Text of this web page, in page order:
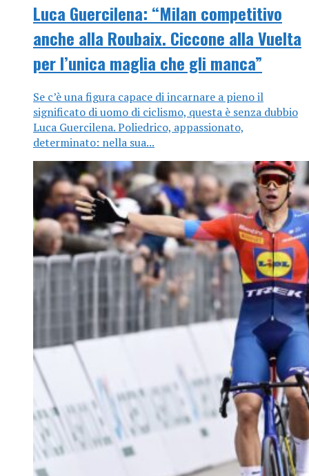
Luca Guercilena: “Milan competitivo
anche alla Roubaix. Ciccone alla Vuelta
per l’unica maglia che gli manca”
Se c’è una figura capace di incarnare a pieno il
significato di uomo di ciclismo, questa è senza dubbio
Luca Guercilena. Poliedrico, appassionato,
determinato: nella sua...